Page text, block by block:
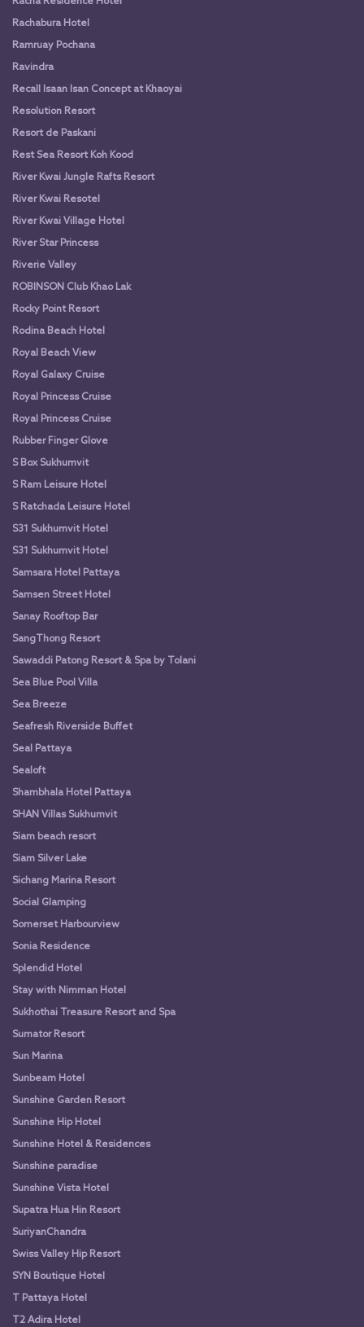
Rachabura Hotel
Ramruay Pochana
Ravindra
Recall Isaan Isan Concept at Khaoyai
Resolution Resort
Resort de Paskani
Rest Sea Resort Koh Kood
River Kwai Jungle Rafts Resort
River Kwai Resotel
River Kwai Village Hotel
River Star Princess
Riverie Valley
ROBINSON Club Khao Lak
Rocky Point Resort
Rodina Beach Hotel
Royal Beach View
Royal Galaxy Cruise
Royal Princess Cruise
Royal Princess Cruise
Rubber Finger Glove
S Box Sukhumvit
S Ram Leisure Hotel
S Ratchada Leisure Hotel
S31 Sukhumvit Hotel
S31 Sukhumvit Hotel
Samsara Hotel Pattaya
Samsen Street Hotel
Sanay Rooftop Bar
SangThong Resort
Sawaddi Patong Resort & Spa by Tolani
Sea Blue Pool Villa
Sea Breeze
Seafresh Riverside Buffet
Seal Pattaya
Sealoft
Shambhala Hotel Pattaya
SHAN Villas Sukhumvit
Siam beach resort
Siam Silver Lake
Sichang Marina Resort
Social Glamping
Somerset Harbourview
Sonia Residence
Splendid Hotel
Stay with Nimman Hotel
Sukhothai Treasure Resort and Spa
Sumator Resort
Sun Marina
Sunbeam Hotel
Sunshine Garden Resort
Sunshine Hip Hotel
Sunshine Hotel & Residences
Sunshine paradise
Sunshine Vista Hotel
Supatra Hua Hin Resort
SuriyanChandra
Swiss Valley Hip Resort
SYN Boutique Hotel
T Pattaya Hotel
T2 Adira Hotel